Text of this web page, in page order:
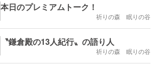
本日のプレミアムトーク！
祈りの森 眠りの谷
〝鎌倉殿の13人紀行〟の語り人
祈りの森 眠りの谷